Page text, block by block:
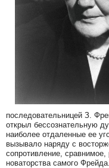
последовательницей З.
открыл бессознательную
наиболее отдаленные ее
вызывало наряду с
сопротивление,
новаторства самого Фрейда.